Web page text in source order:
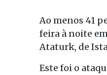
Ao menos 41
feira à noite
Ataturk, de
Este foi o